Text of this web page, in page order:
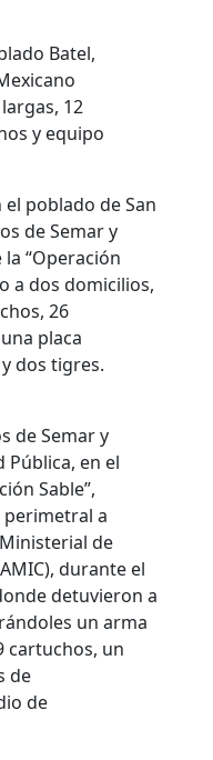
Batel,
12
y equipo
el poblado de San
de Semar y
la “Operación
a dos domicilios,
26
placa
dos tigres.
de Semar y
Pública, en el
Sable”,
a
de
durante el
detuvieron a
un arma
cartuchos, un
de
de